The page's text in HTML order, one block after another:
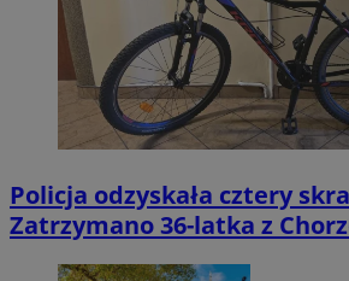
Policja odzyskała cztery
Zatrzymano 36-latka z